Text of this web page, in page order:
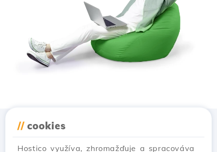
// cookies
Hostico využíva, zhromažďuje a spracováva
Stiahnuť aplikáciu